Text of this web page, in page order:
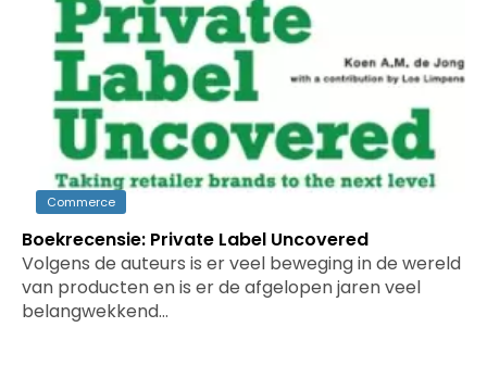
Commerce
Boekrecensie: Private Label Uncovered
Volgens de auteurs is er veel beweging in de wereld
van producten en is er de afgelopen jaren veel
belangwekkend…